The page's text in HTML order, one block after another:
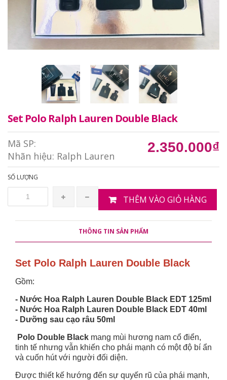
Set Polo Ralph Lauren Double Black
Mã SP:
Nhãn hiệu: Ralph Lauren
2.350.000₫
SỐ LƯỢNG
THÊM VÀO GIỎ HÀNG
THÔNG TIN SẢN PHẨM
Set Polo Ralph Lauren Double Black
Gồm:
- Nước Hoa Ralph Lauren Double Black EDT 125ml
- Nước Hoa Ralph Lauren Double Black EDT 40ml
- Dưỡng sau cạo râu 50ml
Polo Double Black mang mùi hương nam cổ điển,
tinh tế nhưng vẫn khiến cho phái mạnh có một độ bí ẩn
và cuốn hút với người đối diện.
Được thiết kế hướng đến sự quyến rũ của phái mạnh,